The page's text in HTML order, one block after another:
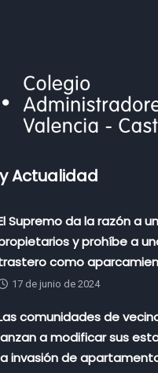
Actualidad
Supremo da la razón a
y prohíbe a
como
17 de junio de 2024
comunidades de
a modificar sus
invasión de